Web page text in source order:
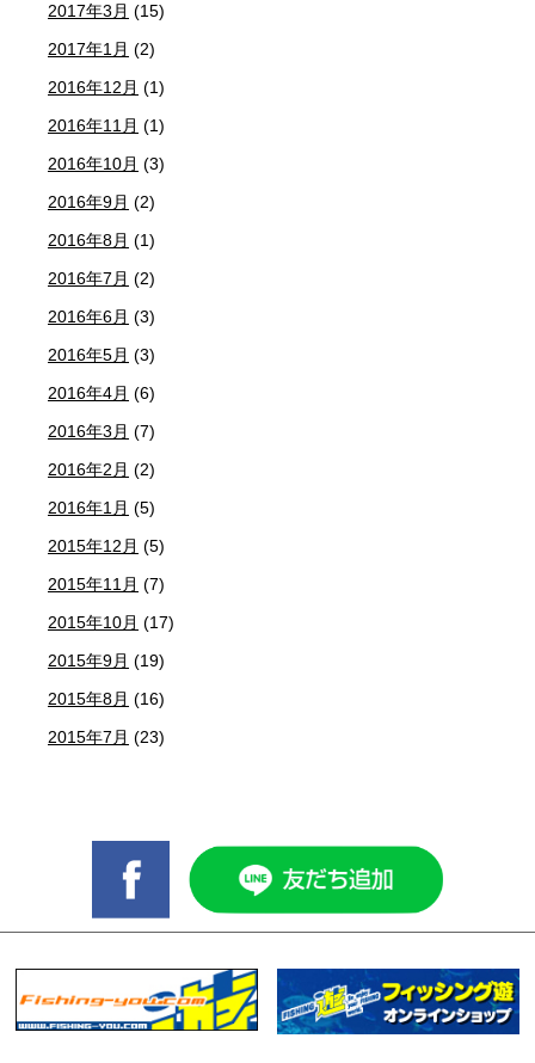
2017年3月 (15)
2017年1月 (2)
2016年12月 (1)
2016年11月 (1)
2016年10月 (3)
2016年9月 (2)
2016年8月 (1)
2016年7月 (2)
2016年6月 (3)
2016年5月 (3)
2016年4月 (6)
2016年3月 (7)
2016年2月 (2)
2016年1月 (5)
2015年12月 (5)
2015年11月 (7)
2015年10月 (17)
2015年9月 (19)
2015年8月 (16)
2015年7月 (23)